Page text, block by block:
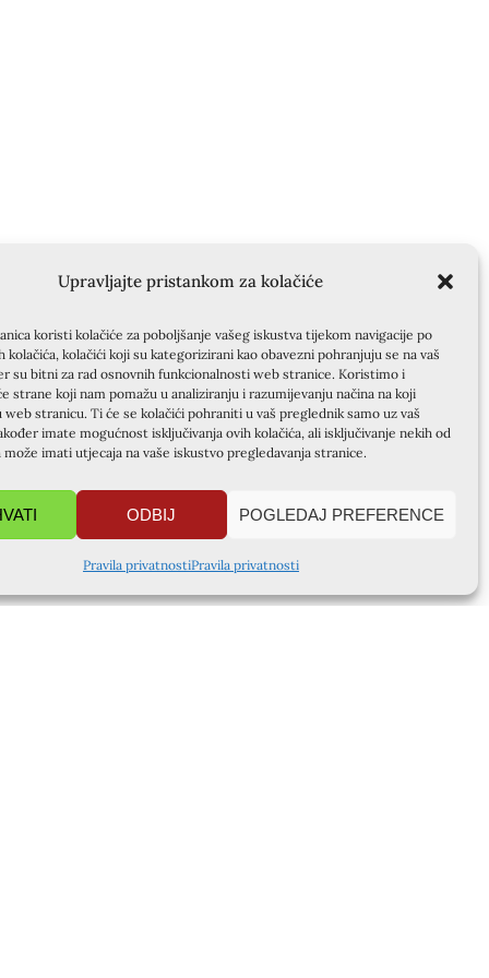
Upravljajte pristankom za kolačiće
koristi kolačiće za poboljšanje vašeg iskustva tijekom navigacije po
kolačića, kolačići koji su kategorizirani kao obavezni pohranjuju se na vaš
su bitni za rad osnovnih funkcionalnosti web stranice. Koristimo i
strane koji nam pomažu u analiziranju i razumijevanju načina na koji
stranicu. Ti će se kolačići pohraniti u vaš preglednik samo uz vaš
imate mogućnost isključivanja ovih kolačića, ali isključivanje nekih od
može imati utjecaja na vaše iskustvo pregledavanja stranice.
ODBIJ POGLEDAJ PREFERENCE
Pravila privatnostiPravila privatnosti